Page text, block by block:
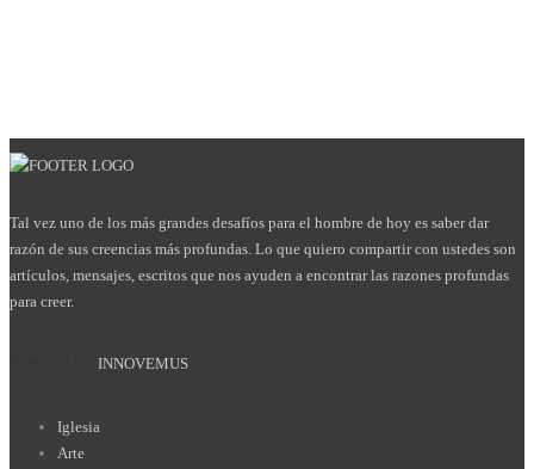
Tal vez uno de los más grandes desafíos para el hombre de hoy es saber dar
razón de sus creencias más profundas. Lo que quiero compartir con ustedes son
artículos, mensajes, escritos que nos ayuden a encontrar las razones profundas
para creer.
INNOVEMUS
Iglesia
Arte